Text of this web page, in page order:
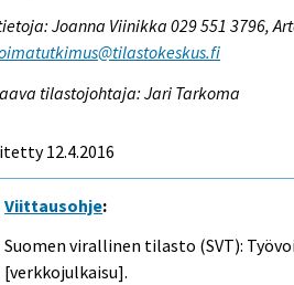
Joanna Viinikka 029 551 3796,
tilastojohtaja: Jari Tarkoma
12.4.2016
Viittausohje:
Suomen virallinen tilasto (SVT):
[verkkojulkaisu].